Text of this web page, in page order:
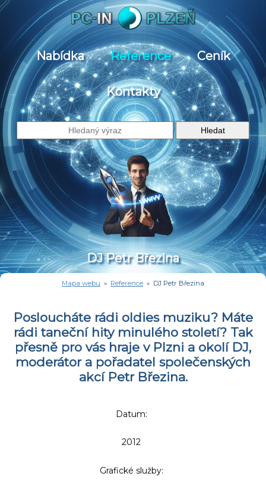
Nabídka Reference Ceník
Kontakty
DJ Petr Březina
Mapa webu » Reference » DJ Petr Březina
Posloucháte rádi oldies muziku? Máte
rádi taneční hity minulého století? Tak
přesně pro vás hraje v Plzni a okolí DJ,
moderátor a pořadatel společenských
akcí Petr Březina.
Datum:
2012
Grafické služby: